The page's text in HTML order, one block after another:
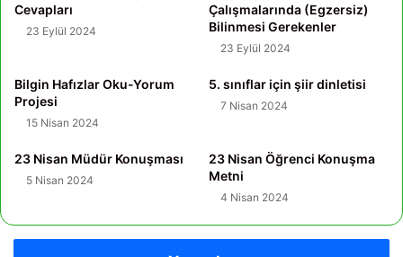
Cevapları
23 Eylül 2024
Çalışmalarında (Egzersiz)
Bilinmesi Gerekenler
23 Eylül 2024
Bilgin Hafızlar Oku-Yorum
Projesi
15 Nisan 2024
5. sınıflar için şiir dinletisi
7 Nisan 2024
23 Nisan Müdür Konuşması
5 Nisan 2024
23 Nisan Öğrenci Konuşma
Metni
4 Nisan 2024